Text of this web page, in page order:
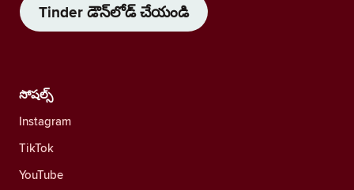
Tinder డౌన్‌లోడ్ చేయండి
సోషల్స్
Instagram
TikTok
YouTube